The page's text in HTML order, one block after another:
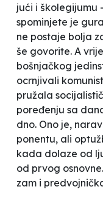
jući i ško­le­gi­ju­mu
spo­mi­nje­te je
ne pos­ta­je bo­lja
še go­vo­ri­te. A
boš­njačkog
ocrnji­va­li
pružala
poređenju sa
dno. Ono je,
po­nen­tu, ali
ka­da do­la­ze od
od prvog
zam i